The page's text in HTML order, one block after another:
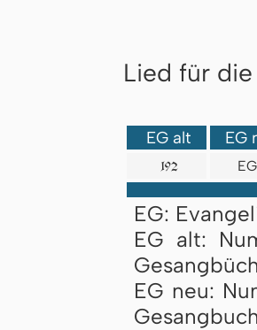
Lied für
EG alt EG
192
EG:
EG alt:
EG neu: